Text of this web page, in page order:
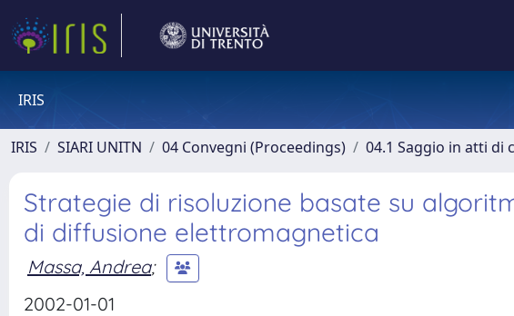
IRIS
IRIS SIARI UNITN 04 Convegni (Proceedings) 04.1 Saggio in atti di
Strategie di risoluzione basate su
di diffusione elettromagnetica
Massa, Andrea;
2002-01-01